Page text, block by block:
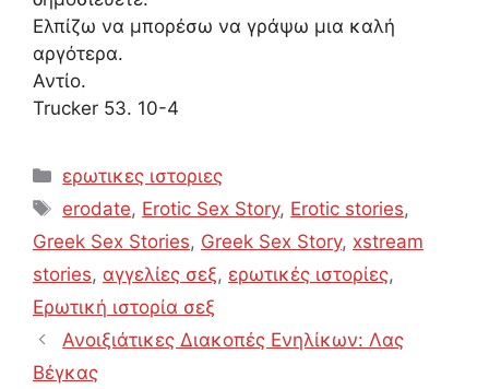
Ελπίζω να μπορέσω να γράψω μια καλή
αργότερα.
Αντίο.
Trucker 53. 10-4
Categories
ερωτικες ιστοριες
Tags
erodate, Erotic Sex Story, Erotic stories,
Greek Sex Stories, Greek Sex Story, xstream
stories, αγγελίες σεξ, ερωτικές ιστορίες,
Ερωτική ιστορία σεξ
Ανοιξιάτικες Διακοπές Ενηλίκων: Λας
Βέγκας